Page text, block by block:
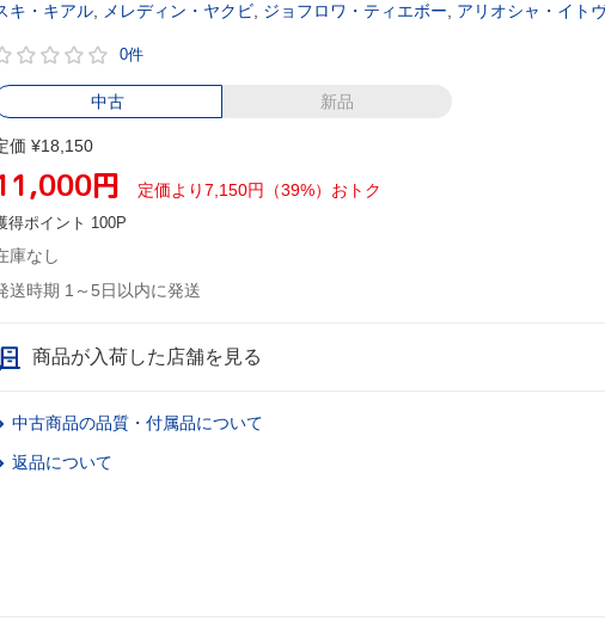
キ・キアル, メレディン・ヤクビ, ジョフロワ・ティエボー アリオシャ・イト
0件
中古 新品
価 ¥18,150
円 定価より7,150円（39%）おトク
得ポイント 100P
庫なし
送時期 1～5日以内に発送
商品が入荷した店舗を見る
中古商品の品質・付属品について
返品について